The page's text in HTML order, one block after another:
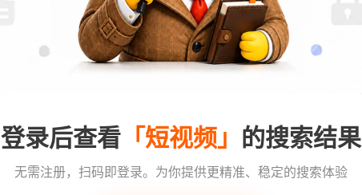
登录后查看 「短视频」 的搜索结果
无需注册，扫码即登录。 为你提供更精准、稳定的搜索体验